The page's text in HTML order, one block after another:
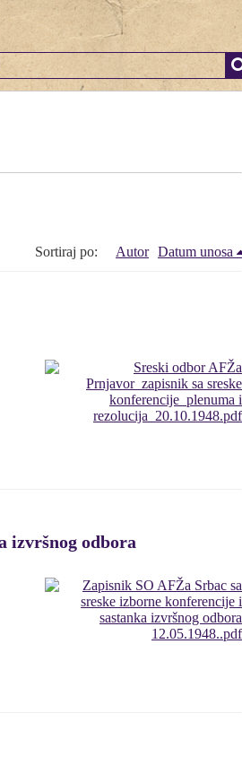
Sortiraj po: Autor Datum unosa
izvršnog odbora